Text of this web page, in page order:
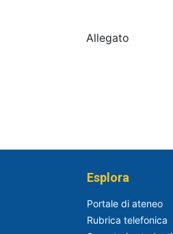
Allegato
Esplora
Portale di ateneo
Rubrica telefonica